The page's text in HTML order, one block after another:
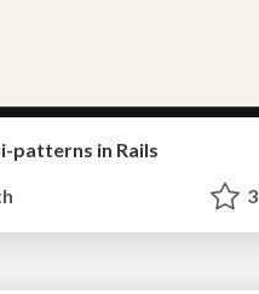
patterns in Rails
3